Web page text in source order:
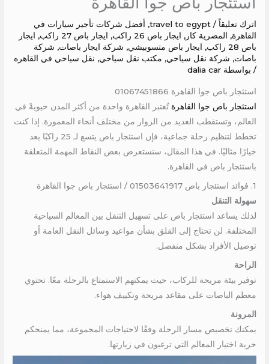
اترك تعليقاً /
travel to egypt
, أفضل شركات تأجير سيارات في
القاهرة, المصرية كار, ايجار باص 26 راكب , ايجار باص 27 راكب , ايجار
باص 28 راكب
, ايجار باص متسوبيشي, شركة ايجار باصات, شركة
باصات, شركة نقل سياحي, مكتب نقل سياحي, نقل سياحي في القاهره
/ بواسطة dalia car
استئجار باص جوا القاهرة 01067451866
استئجار باص جوا القاهرة تُعتبر القاهرة واحدة من أكثر المدن حيويةً في
العالم، وتستقطب العديد من الزوار من مختلف أنحاء المعمورة. إذا كنت
تخطط لتنظيم رحلة جماعية، فإن استئجار باص يتسع لـ 25 راكبًا يعد
خيارًا مثاليًا. في هذا المقال، سنستعرض بعض النقاط المهمة المتعلقة
باستئجار باص في القاهرة.
1. فوائد استئجار باص 01503641917 / استئجار باص جوا القاهرة
سهولة التنقل
لذلك يساعد استئجار باص على تسهيل التنقل بين المعالم السياحية
المختلفة. لن تحتاج إلى القلق بشأن مواعيد وسائل النقل العامة أو
توصيل الأفراد بشكل منفصل.
الراحة
توفير بيئة مريحة للركاب، حيث يمكنهم الاستمتاع بالرحلة معًا. تحتوي
معظم الباصات على مقاعد مريحة وتكييف هواء.
المرونة
يمكنك تخصيص مسار الرحلة وفقًا لاحتياجات المجموعة، مما يمنحكم
حرية اختيار المعالم التي ترغبون في زيارتها.